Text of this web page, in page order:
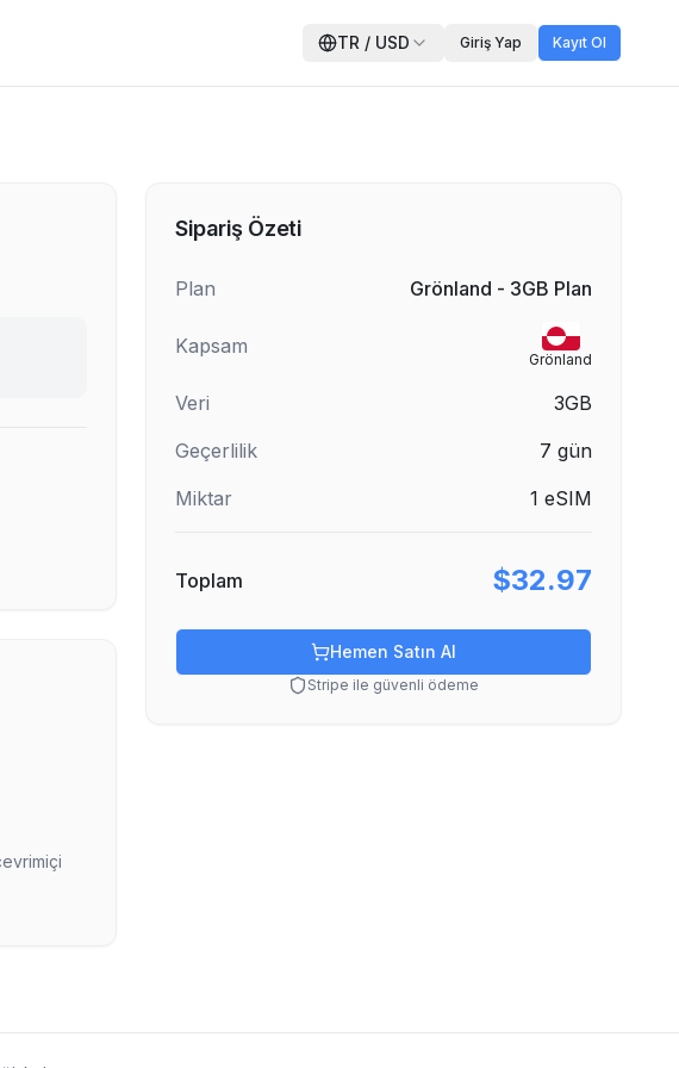
TR / USD Giriş Yap Kayıt Ol
Sipariş Özeti
Plan Grönland - 3GB Plan
Kapsam
Grönland
Veri
3GB
Geçerlilik
7 gün
Miktar
1 eSIM
Toplam $32.97
Hemen Satın Al
Stripe ile güvenli ödeme